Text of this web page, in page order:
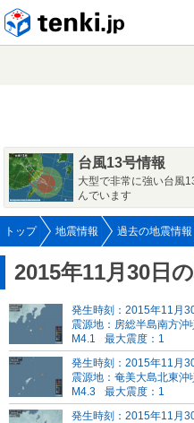
台風13号情報
大型で非常に強い台風
んでいます
トップ 地震情報 過去の地震情報
2015年11月30日
発生時刻：2015年11月
震源地：房総半島南方沖
M4.1
最大震度：1
発生時刻：2015年11月
震源地：奄美大島北東沖
M4.3
最大震度：1
発生時刻：2015年11月